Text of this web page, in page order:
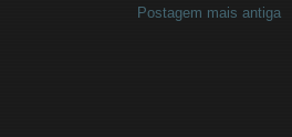
Postagem mais antiga